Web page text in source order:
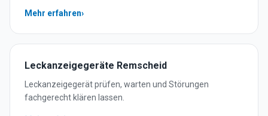
Mehr erfahren›
Leckanzeigegeräte Remscheid
Leckanzeigegerät prüfen, warten und Störungen
fachgerecht klären lassen.